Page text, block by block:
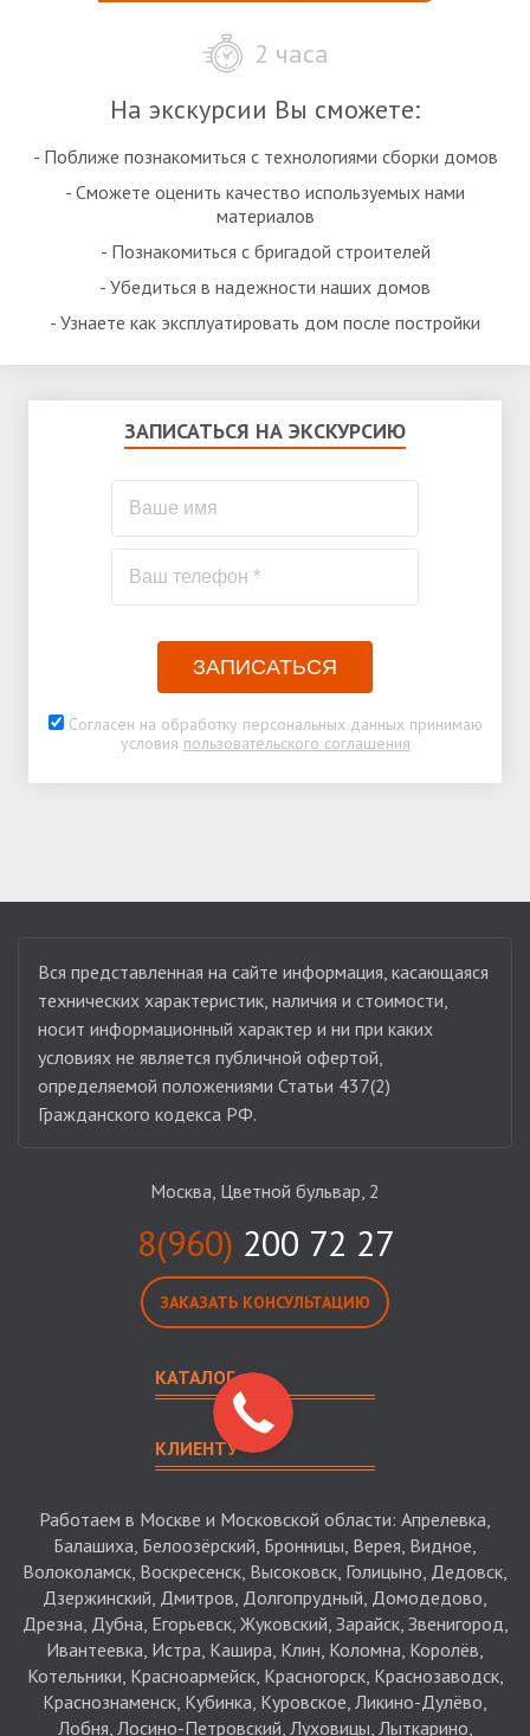
2 часа
На экскурсии Вы сможете:
- Поближе познакомиться с технологиями сборки домов
- Сможете оценить качество используемых нами
материалов
- Познакомиться с бригадой строителей
- Убедиться в надежности наших домов
- Узнаете как эксплуатировать дом после постройки
ЗАПИСАТЬСЯ НА ЭКСКУРСИЮ
ЗАПИСАТЬСЯ
Согласен на обработку персональных данных принимаю
условия пользовательского соглашения
Вся представленная на сайте информация, касающаяся
технических характеристик, наличия и стоимости,
носит информационный характер и ни при каких
условиях не является публичной офертой,
определяемой положениями Статьи 437(2)
Гражданского кодекса РФ.
Москва, Цветной бульвар, 2
8(960) 200 72 27
ЗАКАЗАТЬ КОНСУЛЬТАЦИЮ
КАТАЛОГ
КЛИЕНТУ
Работаем в Москве и Московской области: Апрелевка,
Балашиха, Белоозёрский, Бронницы, Верея, Видное,
Волоколамск, Воскресенск, Высоковск, Голицыно, Дедовск,
Дзержинский, Дмитров, Долгопрудный, Домодедово,
Дрезна, Дубна, Егорьевск, Жуковский, Зарайск, Звенигород,
Ивантеевка, Истра, Кашира, Клин, Коломна, Королёв,
Котельники, Красноармейск, Красногорск, Краснозаводск,
Краснознаменск, Кубинка, Куровское, Ликино-Дулёво,
Лобня, Лосино-Петровский, Луховицы, Лыткарино,